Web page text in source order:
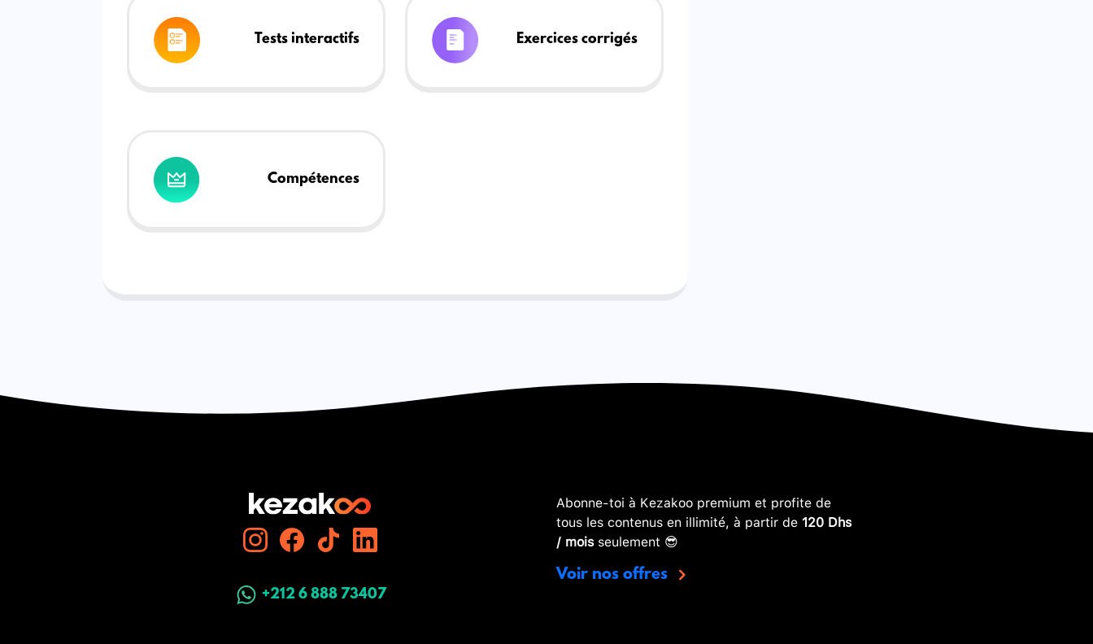
Tests interactifs Exercices corrigés
Compétences
+212 6 888 73407
Abonne-toi à Kezakoo premium et profite de
tous les contenus en illimité, à partir de 120 Dhs
/ moisseulement 😎
Voir nos offres